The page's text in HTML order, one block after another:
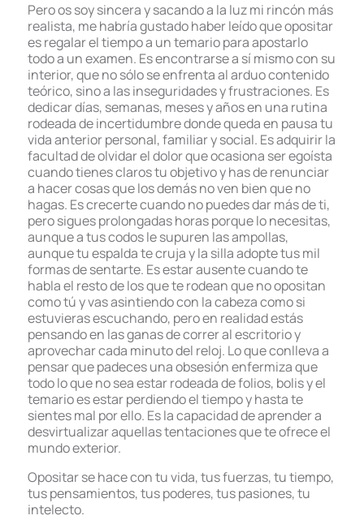
Pero os soy sincera y sacando a la luz mi rincón más
realista, me habría gustado haber leído que opositar
es regalar el tiempo a un temario para apostarlo
todo a un examen. Es encontrarse a sí mismo con su
interior, que no sólo se enfrenta al arduo contenido
teórico, sino a las inseguridades y frustraciones. Es
dedicar días, semanas, meses y años en una rutina
rodeada de incertidumbre donde queda en pausa tu
vida anterior personal, familiar y social. Es adquirir la
facultad de olvidar el dolor que ocasiona ser egoísta
cuando tienes claros tu objetivo y has de renunciar
a hacer cosas que los demás no ven bien que no
hagas. Es crecerte cuando no puedes dar más de ti,
pero sigues prolongadas horas porque lo necesitas,
aunque a tus codos le supuren las ampollas,
aunque tu espalda te cruja y la silla adopte tus mil
formas de sentarte. Es estar ausente cuando te
habla el resto de los que te rodean que no opositan
como tú y vas asintiendo con la cabeza como si
estuvieras escuchando, pero en realidad estás
pensando en las ganas de correr al escritorio y
aprovechar cada minuto del reloj. Lo que conlleva a
pensar que padeces una obsesión enfermiza que
todo lo que no sea estar rodeada de folios, bolis y el
temario es estar perdiendo el tiempo y hasta te
sientes mal por ello. Es la capacidad de aprender a
desvirtualizar aquellas tentaciones que te ofrece el
mundo exterior.
Opositar se hace con tu vida, tus fuerzas, tu tiempo,
tus pensamientos, tus poderes, tus pasiones, tu
intelecto.